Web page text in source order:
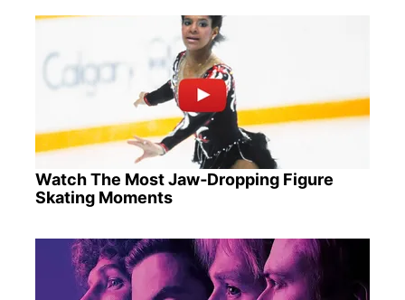
Watch The Most Jaw‑Dropping Figure
Skating Moments